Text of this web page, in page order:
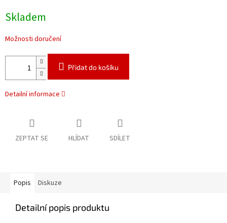
cena:
Skladem
Možnosti doručení
Přidat do košíku
Detailní informace
ZEPTAT SE HLÍDAT SDÍLET
Popis Diskuze
Detailní popis produktu